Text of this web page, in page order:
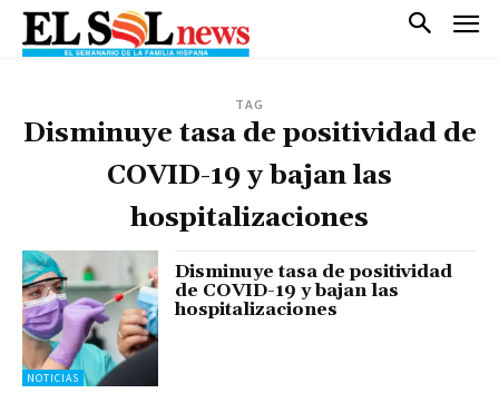
TAG
Disminuye tasa de positividad de
COVID-19 y bajan las
hospitalizaciones
NOTICIAS
Disminuye tasa de positividad
de COVID-19 y bajan las
hospitalizaciones